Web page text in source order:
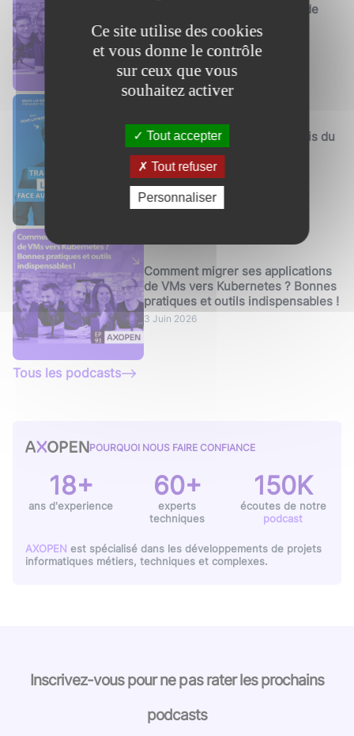
IA : quel futur pour le métier de
développeur ?
Transformation du SI : les défis du
DSI face aux ETI en
hypercroissance
4 Juin 2026
Comment migrer ses applications
de VMs vers Kubernetes ? Bonnes
pratiques et outils indispensables !
3 Juin 2026
Tous les podcasts
POURQUOI NOUS FAIRE CONFIANCE
18+
ans d'experience
60+
experts
techniques
150K
écoutes de notre
podcast
AXOPEN est spécialisé dans les développements de projets
informatiques métiers, techniques et complexes.
Inscrivez-vous pour ne pas rater les prochains
podcasts
Ce site utilise des cookies
et vous donne le contrôle
sur ceux que vous
souhaitez activer
Tout accepter
Tout refuser
Personnaliser